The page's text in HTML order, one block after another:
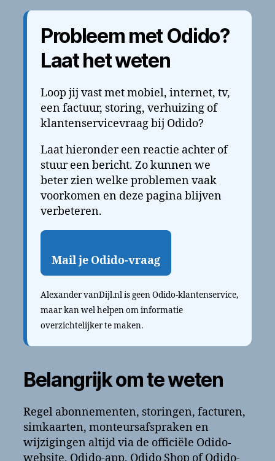
Probleem met Odido?
Laat het weten
Loop jij vast met mobiel, internet, tv,
een factuur, storing, verhuizing of
klantenservicevraag bij Odido?
Laat hieronder een reactie achter of
stuur een bericht. Zo kunnen we
beter zien welke problemen vaak
voorkomen en deze pagina blijven
verbeteren.
Mail je Odido-vraag
Alexander vanDijl.nl is geen Odido-klantenservice,
maar kan wel helpen om informatie
overzichtelijker te maken.
Belangrijk om te weten
Regel abonnementen, storingen, facturen,
simkaarten, monteursafspraken en
wijzigingen altijd via de officiële Odido-